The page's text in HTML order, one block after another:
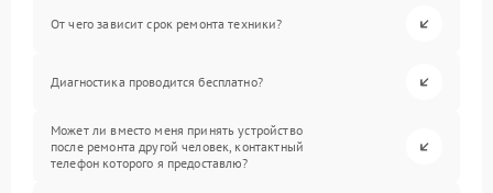
От чего зависит срок ремонта техники?
Диагностика проводится бесплатно?
Может ли вместо меня принять устройство
после ремонта другой человек, контактный
телефон которого я предоставлю?